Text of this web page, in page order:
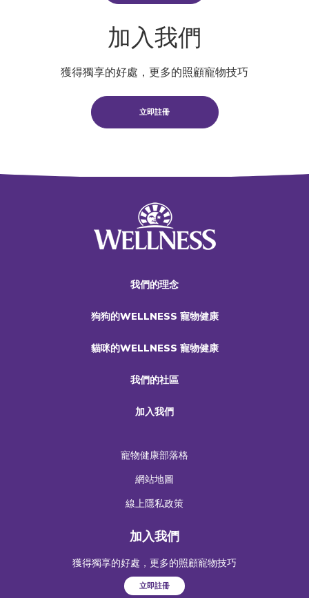
加入我們
獲得獨享的好處，更多的照顧寵物技巧
立即註冊
我們的理念
狗狗的WELLNESS 寵物健康
貓咪的WELLNESS 寵物健康
我們的社區
加入我們
寵物健康部落格
網站地圖
線上隱私政策
加入我們
獲得獨享的好處，更多的照顧寵物技巧
立即註冊